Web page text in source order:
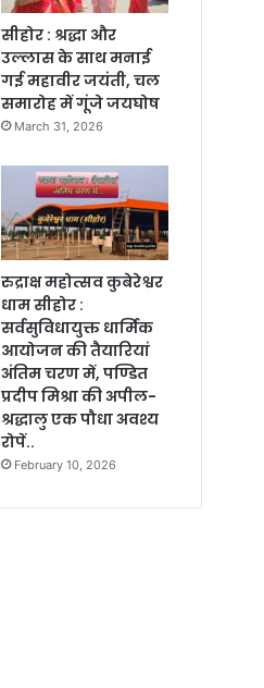
सीहोर : श्रद्धा और
उल्लास के साथ मनाई
गई महावीर जयंती, चल
समारोह में गूंजे जयघोष
March 31, 2026
रुद्राक्ष महोत्सव कुबेरेश्वर
धाम सीहोर :
सर्वसुविधायुक्त धार्मिक
आयोजन की तैयारियां
अंतिम चरण में, पण्डित
प्रदीप मिश्रा की अपील-
श्रद्धालु एक पौधा अवश्य
रोपें..
February 10, 2026